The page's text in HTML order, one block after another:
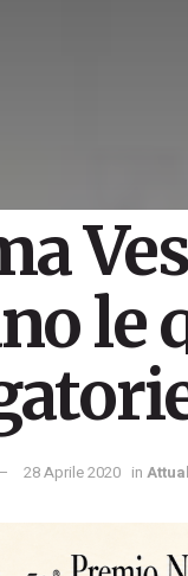
le
28 Aprile 2020 in